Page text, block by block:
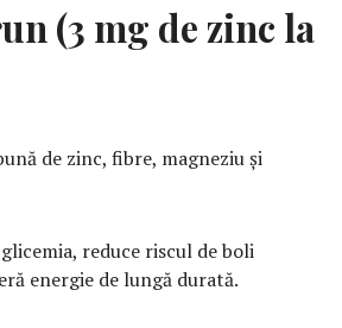
(3 mg de zinc la
de zinc, fibre, magneziu și
reduce riscul de boli
energie de lungă durată.